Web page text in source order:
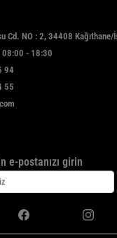
Cd. NO : 2, 34408 Kağıthane/
08:00 - 18:30
94
55
e-postanızı girin